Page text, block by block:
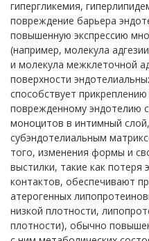
гипергликемия,
повреждение барьера
повышенную экспрессию
(например, молекула
и молекула межклеточной
поверхности
способствует
поврежденному эндотелию
моноцитов в интимный
субэндотелиальным
того, изменения формы и
выстилки, такие как потеря
контактов, обеспечивают
атерогенных
низкой плотности,
плотности), обычно